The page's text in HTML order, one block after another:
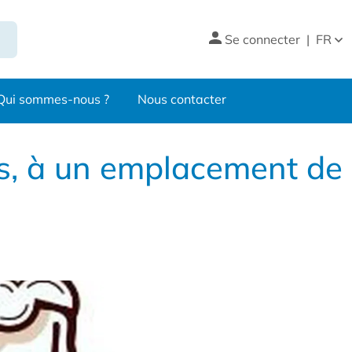
Se connecter | FR
sommes-nous ? Nous contacter
à un emplacement de